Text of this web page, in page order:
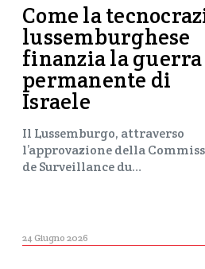
Come la
lussemburghese
finanzia la guerra
permanente di
Israele
Il Lussemburgo, attraverso
l’approvazione della
de Surveillance du…
24 Giugno 2026